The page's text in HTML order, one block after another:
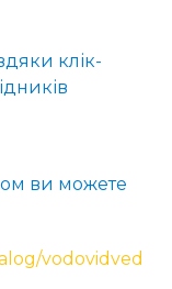
клік-
ви можете
vodovidved